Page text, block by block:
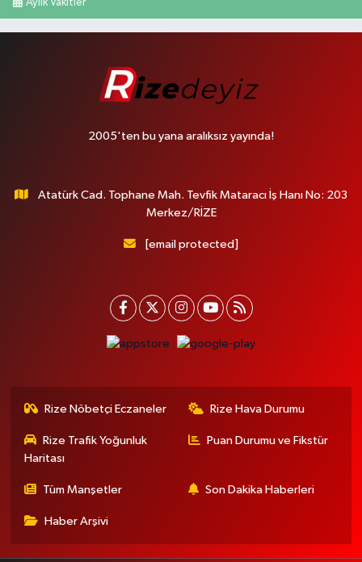
2005'ten bu yana aralıksız yayında!
Atatürk Cad. Tophane Mah. Tevfik Mataracı İş Hanı No: 203
Merkez/RİZE
[email protected]
Rize Nöbetçi Eczaneler Rize Hava Durumu
Rize Trafik Yoğunluk
Haritası
Puan Durumu ve Fikstür
Tüm Manşetler Son Dakika Haberleri
Haber Arşivi